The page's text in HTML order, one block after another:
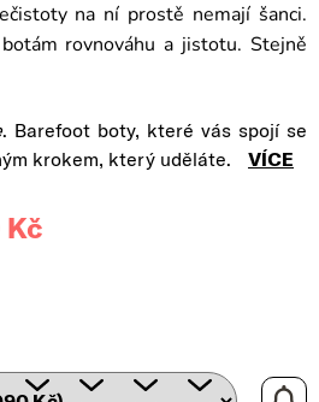
na ní prostě nemají šanci.
rovnováhu a jistotu. Stejně
. Barefoot boty, které vás spojí se
krokem, který uděláte.
VÍCE